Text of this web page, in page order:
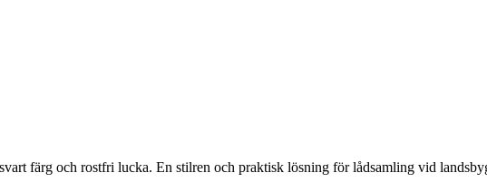
färg och rostfri lucka. En stilren och praktisk lösning för lådsamling vid